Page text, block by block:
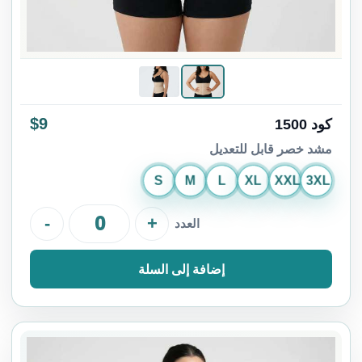
كود 1500 $9
مشد خصر قابل للتعديل
S M L XL XXL 3XL
العدد - +
إضافة إلى السلة